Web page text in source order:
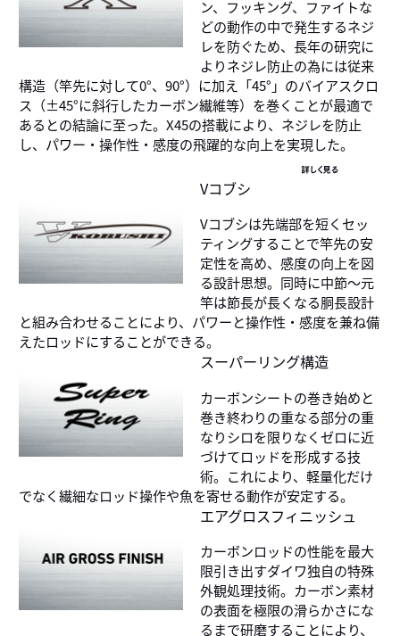
ン、フッキング、ファイトな
どの動作の中で発生するネジ
レを防ぐため、長年の研究に
よりネジレ防止の為には従来
構造（竿先に対して0°、90°）に加え「45°」のバイアスクロ
ス（±45°に斜行したカーボン繊維等）を巻くことが最適で
あるとの結論に至った。X45の搭載により、ネジレを防止
し、パワー・操作性・感度の飛躍的な向上を実現した。
詳しく見る
Vコブシ
Vコブシは先端部を短くセッ
ティングすることで竿先の安
定性を高め、感度の向上を図
る設計思想。同時に中節～元
竿は節長が長くなる胴長設計
と組み合わせることにより、パワーと操作性・感度を兼ね備
えたロッドにすることができる。
スーパーリング構造
カーボンシートの巻き始めと
巻き終わりの重なる部分の重
なりシロを限りなくゼロに近
づけてロッドを形成する技
術。これにより、軽量化だけ
でなく繊細なロッド操作や魚を寄せる動作が安定する。
エアグロスフィニッシュ
カーボンロッドの性能を最大
限引き出すダイワ独自の特殊
外観処理技術。カーボン素材
の表面を極限の滑らかさにな
るまで研磨することにより、